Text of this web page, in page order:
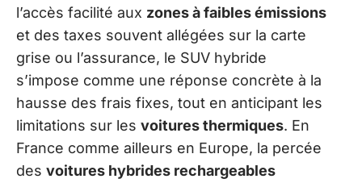
l’accès facilité aux zones à faibles émissions
et des taxes souvent allégées sur la carte
grise ou l’assurance, le SUV hybride
s’impose comme une réponse concrète à la
hausse des frais fixes, tout en anticipant les
limitations sur les voitures thermiques. En
France comme ailleurs en Europe, la percée
des voitures hybrides rechargeables